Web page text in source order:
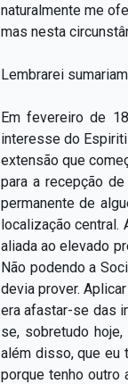
naturalmente me
mas nesta
Lembrarei
Em fevereiro de
interesse do
extensão que
para a recepção
permanente de
localização central.
aliada ao elevado
Não podendo a
devia prover.
era afastar-se das
se, sobretudo
além disso, que eu
porque tenho outro